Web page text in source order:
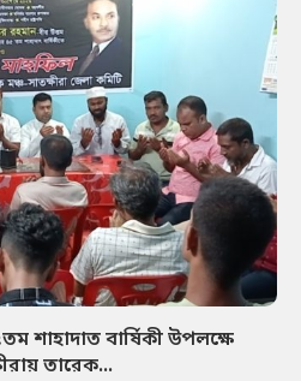
শাহাদাত বার্ষিকী উপলক্ষে
তারেক...